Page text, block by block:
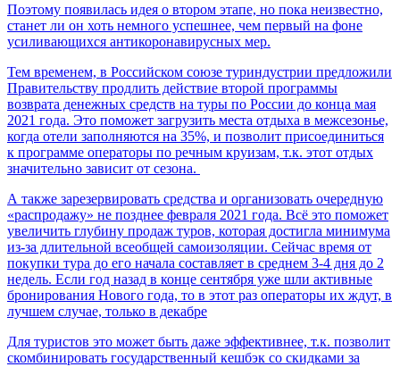
Поэтому появилась идея о втором этапе, но пока неизвестно,
станет ли он хоть немного успешнее, чем первый на фоне
усиливающихся антикоронавирусных мер.
Тем временем, в Российском союзе туриндустрии предложили
Правительству продлить действие второй программы
возврата денежных средств на туры по России до конца мая
2021 года. Это поможет загрузить места отдыха в межсезонье,
когда отели заполняются на 35%, и позволит присоединиться
к программе операторы по речным круизам, т.к. этот отдых
значительно зависит от сезона.
А также зарезервировать средства и организовать очередную
«распродажу» не позднее февраля 2021 года. Всё это поможет
увеличить глубину продаж туров, которая достигла минимума
из-за длительной всеобщей самоизоляции. Сейчас время от
покупки тура до его начала составляет в среднем 3-4 дня до 2
недель. Если год назад в конце сентября уже шли активные
бронирования Нового года, то в этот раз операторы их ждут, в
лучшем случае, только в декабре
Для туристов это может быть даже эффективнее, т.к. позволит
скомбинировать государственный кешбэк со скидками за